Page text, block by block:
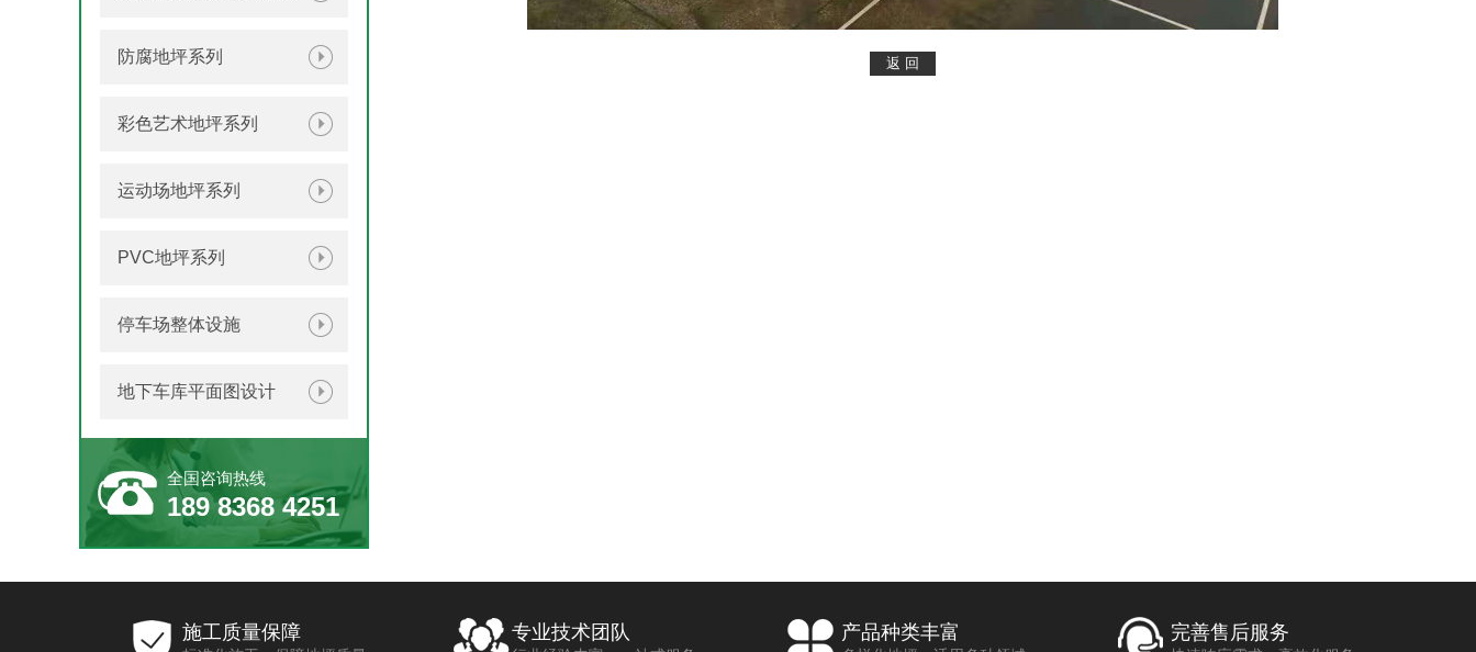
防腐地坪系列
彩色艺术地坪系列
运动场地坪系列
PVC地坪系列
停车场整体设施
地下车库平面图设计
全国咨询热线
189 8368 4251
施工质量保障 专业技术团队 产品种类丰富 完善售后服务